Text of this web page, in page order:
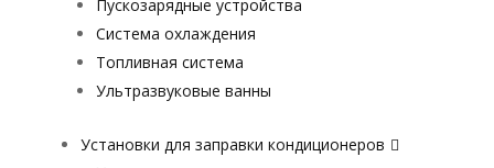
Пускозарядные устройства
Система охлаждения
Топливная система
Ультразвуковые ванны
Установки для заправки кондиционеров